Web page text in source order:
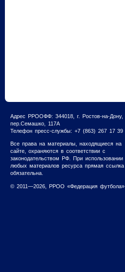
Адрес РРООФФ: 344018, г. Ростов-на-Дону,
пер.Семашко, 117А
Телефон пресс-службы: +7 (863) 267 17 39
Все права на материалы, находящиеся на
сайте, охраняются в соответствии с
законодательством РФ. При использовании
любых материалов ресурса прямая ссылка
обязательна.
© 2011—2026, РРОО «Федерация футбола»